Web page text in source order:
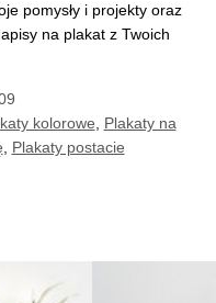
pomysły i projekty oraz
na plakat z Twoich
kolorowe, Plakaty na
, Plakaty postacie